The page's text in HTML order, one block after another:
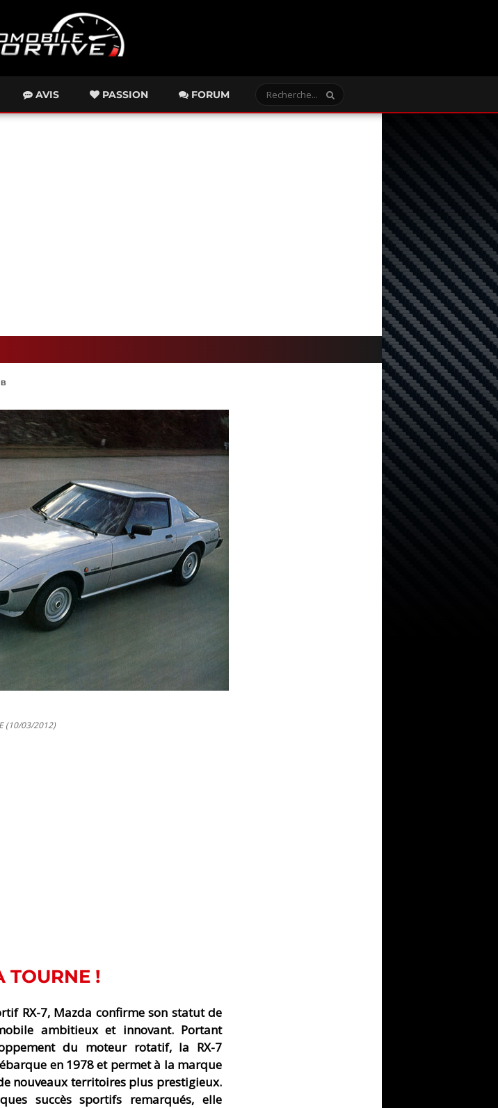
AVIS PASSION FORUM
(10/03/2012)
TOURNE !
RX-7, Mazda confirme son statut de
ambitieux et innovant. Portant
du moteur rotatif, la RX-7
en 1978 et permet à la marque
nouveaux territoires plus prestigieux.
succès sportifs remarqués, elle